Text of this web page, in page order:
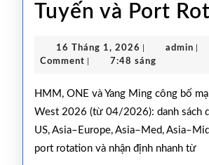
Tuyến và Port
16 Tháng 1, 2026 16
Tháng
2026
admin
Comment
7:48 sáng
HMM, ONE và Yang Ming công bố mạng lưới East–
West 2026 (từ 04/2026): danh sách
US, Asia–Europe, Asia–Med,
port rotation và nhận định nhanh từ